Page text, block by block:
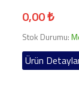
0,00 ₺
Stok Durumu:
Ürün